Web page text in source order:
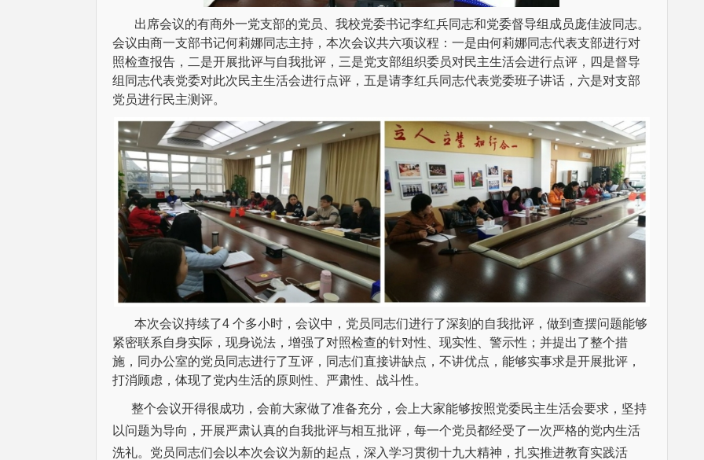
出席会议的有商外一党支部的党员、我校党委书记李红兵同志和党委督导组成员庞佳波同志。
会议由商一支部书记何莉娜同志主持，本次会议共六项议程：一是由何莉娜同志代表支部进行对
照检查报告，二是开展批评与自我批评，三是党支部组织委员对民主生活会进行点评，四是督导
组同志代表党委对此次民主生活会进行点评，五是请李红兵同志代表党委班子讲话，六是对支部
党员进行民主测评。
本次会议持续了4 个多小时，会议中，党员同志们进行了深刻的自我批评，做到查摆问题能够
紧密联系自身实际，现身说法，增强了对照检查的针对性、现实性、警示性；并提出了整个措
施，同办公室的党员同志进行了互评，同志们直接讲缺点，不讲优点，能够实事求是开展批评，
打消顾虑，体现了党内生活的原则性、严肃性、战斗性。
整个会议开得很成功，会前大家做了准备充分，会上大家能够按照党委民主生活会要求，坚持
以问题为导向，开展严肃认真的自我批评与相互批评，每一个党员都经受了一次严格的党内生活
洗礼。党员同志们会以本次会议为新的起点，深入学习贯彻十九大精神，扎实推进教育实践活